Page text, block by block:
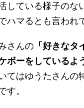
している様子のな
ハマるとも言われ
さんの 「好きなタ
ボーをしているよ
てはゆうたさんの
す。